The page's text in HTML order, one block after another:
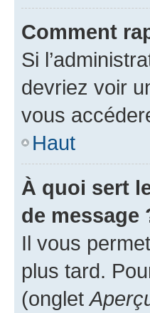
Comment
Si
devriez voir
vous
Haut
À quoi sert
de message
Il vous
plus tard.
(onglet